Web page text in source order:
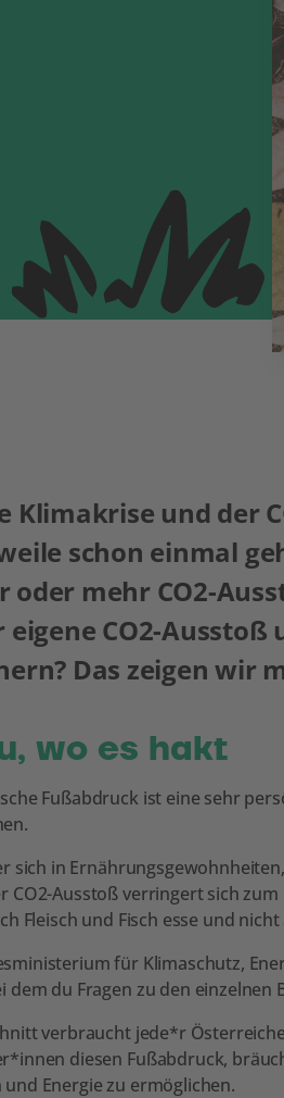
Klimakrise und der
schon einmal
oder mehr CO2-
eigene CO2-
Das zeigen wir
wo es hakt
Fußabdruck ist eine sehr
sich in
CO2-Ausstoß verringert sich
Fleisch und Fisch esse und
für Klimaschutz,
dem du Fragen zu den
verbraucht jede*r
diesen Fußabdruck,
und Energie zu ermöglichen.